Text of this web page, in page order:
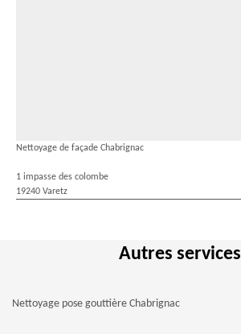
Nettoyage de façade Chabrignac
1 impasse des colombe
19240 Varetz
Autres services
Nettoyage pose gouttière Chabrignac